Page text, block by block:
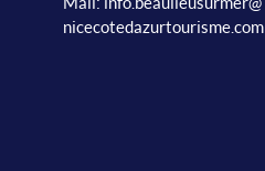
nicecotedazurtourisme.com